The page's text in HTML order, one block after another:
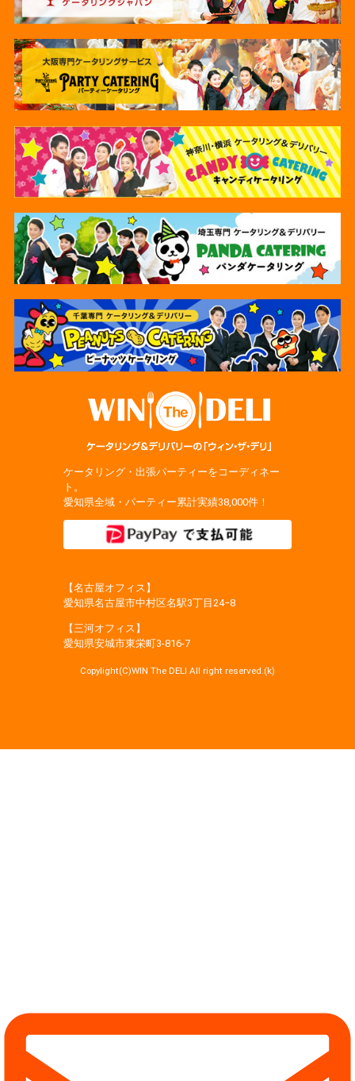
ケータリング・出張パーティーをコーディネー
ト。
愛知県全域・パーティー累計実績38,000件！
【名古屋オフィス】
愛知県名古屋市中村区名駅3丁目24−8
【三河オフィス】
愛知県安城市東栄町3‐816‐7
Copylight(C)WIN The DELI All right reserved.(k)